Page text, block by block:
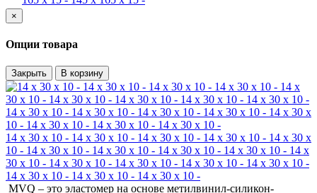
×
Опции товара
Закрыть В корзину
14 x 30 x 10 - 14 x 30 x 10 - 14 x 30 x 10 - 14 x 30 x 10 - 14 x 30 x
10 - 14 x 30 x 10 - 14 x 30 x 10 - 14 x 30 x 10 - 14 x 30 x 10 - 14 x
30 x 10 - 14 x 30 x 10 - 14 x 30 x 10 - 14 x 30 x 10 - 14 x 30 x 10 -
14 x 30 x 10 - 14 x 30 x 10 - 14 x 30 x 10 -
MVQ – это эластомер на основе метилвинил-силикон-